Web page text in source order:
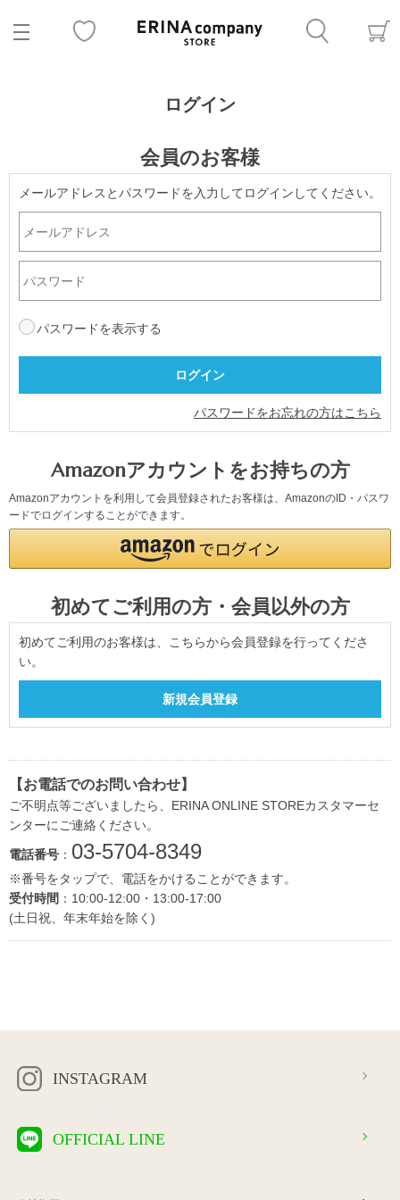
ログイン
会員のお客様
メールアドレスとパスワードを入力してログインしてください。
パスワードを表示する
パスワードをお忘れの方はこちら
Amazonアカウントをお持ちの方
Amazonアカウントを利用して会員登録されたお客様は、AmazonのID・パスワ
ードでログインすることができます。
初めてご利用の方・会員以外の方
初めてご利用のお客様は、こちらから会員登録を行ってくださ
い。
【お電話でのお問い合わせ】
ご不明点等ございましたら、ERINA ONLINE STOREカスタマーセ
ンターにご連絡ください。
電話番号 ： 03-5704-8349
※番号をタップで、電話をかけることができます。
受付時間 ：10:00-12:00・13:00-17:00
(土日祝、年末年始を除く)
INSTAGRAM
OFFICIAL LINE